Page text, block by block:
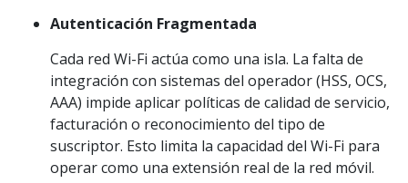
Autenticación Fragmentada
Cada red Wi-Fi actúa como una isla. La falta de
integración con sistemas del operador (HSS, OCS,
AAA) impide aplicar políticas de calidad de servicio,
facturación o reconocimiento del tipo de
suscriptor. Esto limita la capacidad del Wi-Fi para
operar como una extensión real de la red móvil.